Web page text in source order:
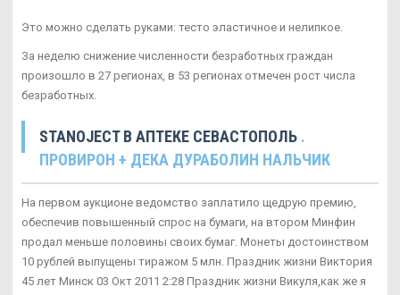
Это можно сделать руками: тесто эластичное и нелипкое.
За неделю снижение численности безработных граждан
произошло в 27 регионах, в 53 регионах отмечен рост числа
безработных.
STANOJECT В АПТЕКЕ СЕВАСТОПОЛЬ .
ПРОВИРОН + ДЕКА ДУРАБОЛИН НАЛЬЧИК
На первом аукционе ведомство заплатило щедрую премию,
обеспечив повышенный спрос на бумаги, на втором Минфин
продал меньше половины своих бумаг. Монеты достоинством
10 рублей выпущены тиражом 5 млн. Праздник жизни Виктория
45 лет Минск 03 Окт 2011 2:28 Праздник жизни Викуля,как же я